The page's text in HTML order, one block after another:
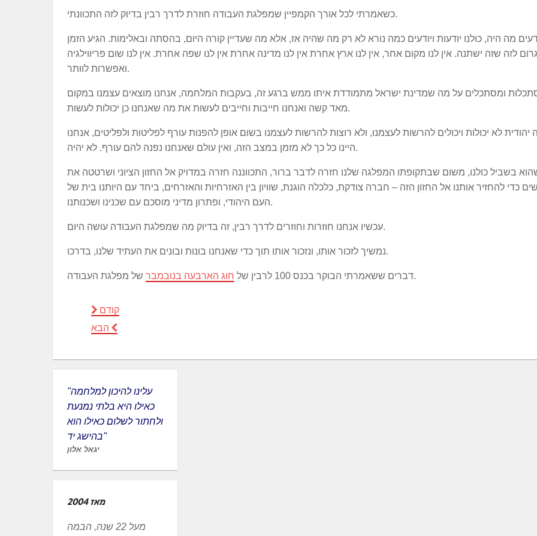
כשאמרתי לכל אורך הקמפיין שמפלגת העבודה חוזרת לדרך רבין בדיוק לזה התכוונתי.
מה היה, כולנו יודעות ויודעים כמה נורא לא רק מה שהיה אז, אלא מה שעדיין קורה היום, בהסתה ובאלימות. הגיע הזמן
לזה שזה ישתנה. אין לנו מקום אחר, אין לנו ארץ אחרת אין לנו מדינה אחרת אין לנו שפה אחרת. אין לנו שום פריווילגיה
ואפשרות לוותר.
ומסתכלים על מה שמדינת ישראל מתמודדת איתו ממש ברגע זה, בעקבות המלחמה, אנחנו מוצאים עצמנו במקום
מאד קשה ואנחנו חייבות וחייבים לעשות את מה שאנחנו כן יכולות לעשות.
יהודית לא יכולות ויכולים להרשות לעצמנו, ולא רוצות להרשות לעצמנו בשום אופן להפנות עורף לפליטות ולפליטים, אנחנו
היינו כל כך לא מזמן במצב הזה, ואין עולם שאנחנו נפנה להם עורף. לא יהיה.
בשביל כולנו, משום שבתקופתו המפלגה שלנו חזרה לדבר ברור, התכווננה חזרה במדויק אל החזון הציוני ושרטטה את
כדי להחזיר אותנו אל החזון הזה – חברה צודקת, כלכלה הוגנת, שוויון בין האזרחיות והאזרחים, ביחד עם היותנו בית של
העם היהודי, ופתרון מדיני מוסכם עם שכנינו ושכנותנו.
עכשיו אנחנו חוזרות וחוזרים לדרך רבין, זה בדיוק מה שמפלגת העבודה עושה היום.
נמשיך לזכור אותו, ונזכור אותו תוך כדי שאנחנו בונות ובונים את העתיד שלנו, בדרכו.
דברים ששאמרתי הבוקר בכנס 100 לרבין של חוג הארבעה בנובמבר של מפלגת העבודה.
קודם
הבא
"עלינו להיכון למלחמה
כאילו היא בלתי נמנעת
ולחתור לשלום כאילו הוא
בהישג יד"
יגאל אלון
מאז 2004
מעל 22 שנה, הבמה